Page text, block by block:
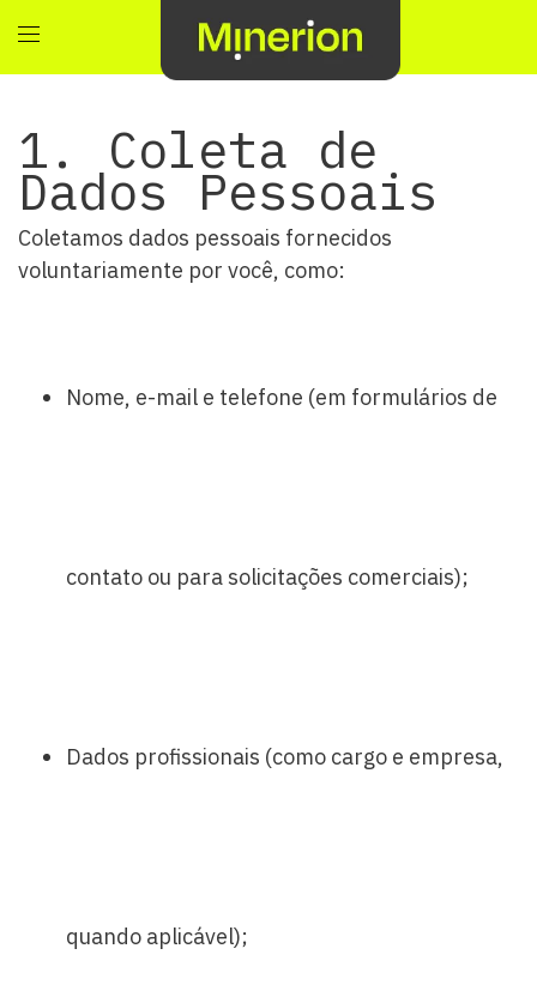
1. Coleta de
Dados Pessoais
Coletamos dados pessoais fornecidos
voluntariamente por você, como:
Nome, e-mail e telefone (em formulários de
contato ou para solicitações comerciais);
Dados profissionais (como cargo e empresa,
quando aplicável);